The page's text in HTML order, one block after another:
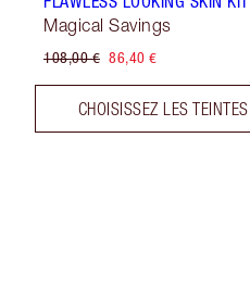
Magical Savings
108,00 € 86,40 €
CHOISISSEZ LES TEINTES